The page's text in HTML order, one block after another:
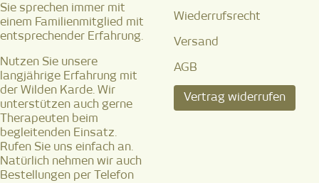
Sie sprechen immer mit
einem Familienmitglied mit
entsprechender Erfahrung.
Nutzen Sie unsere
langjährige Erfahrung mit
der Wilden Karde. Wir
unterstützen auch gerne
Therapeuten beim
begleitenden Einsatz.
Rufen Sie uns einfach an.
Natürlich nehmen wir auch
Bestellungen per Telefon
Wiederrufsrecht
Versand
AGB
Vertrag widerrufen